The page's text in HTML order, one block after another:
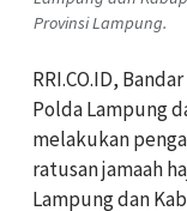
Provinsi Lampung.
RRI.CO.ID,
Polda Lampung
melakukan
ratusan jamaah
Lampung dan